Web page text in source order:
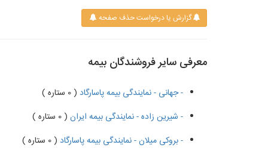
گزارش یا درخواست حذف صفحه
معرفی سایر فروشندگان بیمه
- جهانی - نمایندگی بیمه پاسارگاد ( 0 ستاره )
- شیرین زاده - نمایندگی بیمه ایران ( 0 ستاره )
- بروکی میلان - نمایندگی بیمه پاسارگاد ( 0 ستاره )